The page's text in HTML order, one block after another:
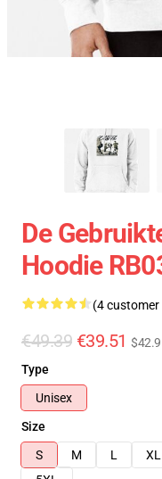
De
Hoodie
(4 customer
€49.39 €39.51
Type
Unisex
Size
S
M L XL